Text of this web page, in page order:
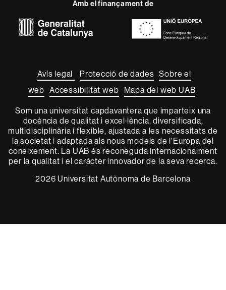
-
Amb el finançament de
Avís legal Protecció de dades Sobre el
web Accessibilitat web Mapa del web UAB
Som una universitat capdavantera que imparteix una
docència de qualitat i excel·lència, diversificada,
multidisciplinària i flexible, ajustada a les necessitats de
la societat i adaptada als nous models de l'Europa del
coneixement. La UAB és reconeguda internacionalment
per la qualitat i el caràcter innovador de la seva recerca.
2026 Universitat Autònoma de Barcelona